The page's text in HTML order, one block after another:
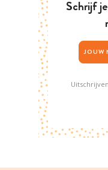
Schrijf